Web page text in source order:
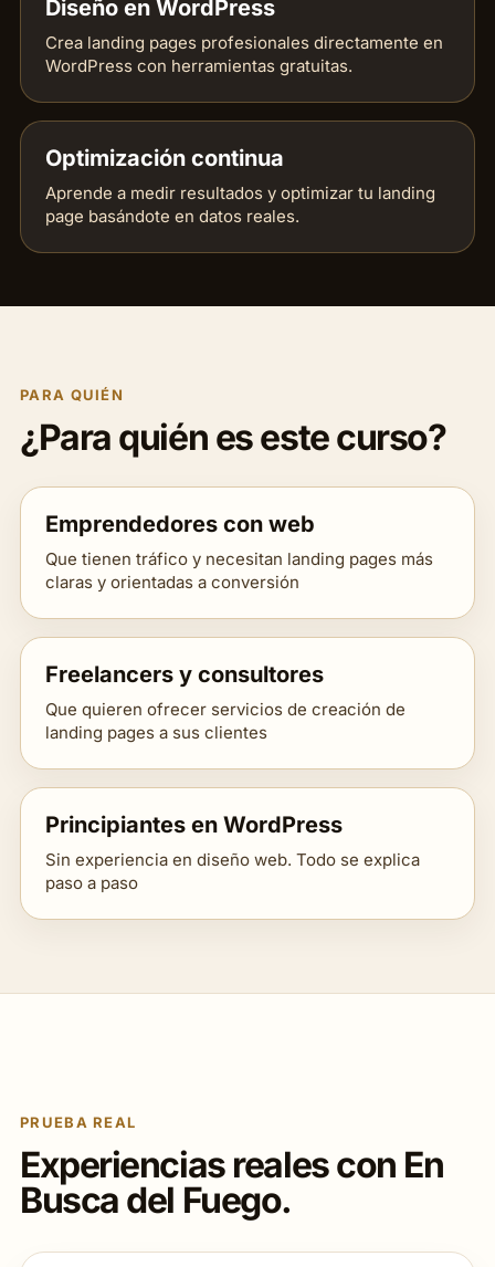
Diseño en WordPress
Crea landing pages profesionales directamente en
WordPress con herramientas gratuitas.
Optimización continua
Aprende a medir resultados y optimizar tu landing
page basándote en datos reales.
PARA QUIÉN
¿Para quién es este curso?
Emprendedores con web
Que tienen tráfico y necesitan landing pages más
claras y orientadas a conversión
Freelancers y consultores
Que quieren ofrecer servicios de creación de
landing pages a sus clientes
Principiantes en WordPress
Sin experiencia en diseño web. Todo se explica
paso a paso
PRUEBA REAL
Experiencias reales con En
Busca del Fuego.